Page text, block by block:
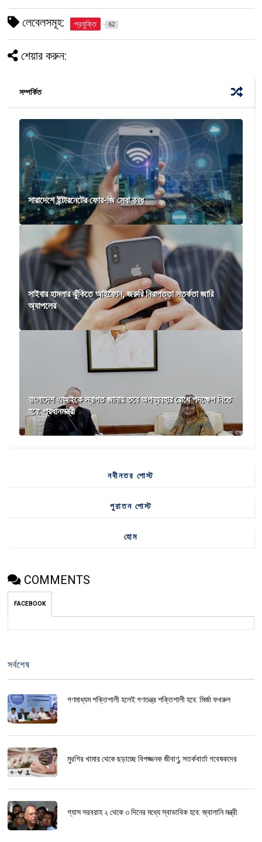
লেবেলসমূহ: প্রযুক্তি 62
শেয়ার করুন:
সম্পর্কিত
সারাদেশে ইন্টারনেটের ফোর-জি সেবা বন্ধ
সাইবার হামলার ঝুঁকিতে আইফোন, জরুরি নিরাপত্তা সতর্কতা জারি
অ্যাপলের
বাংলাদেশ এআইকে স্বাগত জানায় তবে অপব্যবহার রোধে পদক্ষেপ নিতে
হবে: প্রধানমন্ত্রী
নবীনতর পোস্ট
পুরাতন পোস্ট
হোম
COMMENTS
FACEBOOK
সর্বশেষ
গণমাধ্যম শক্তিশালী হলেই গণতন্ত্র শক্তিশালী হবে: মির্জা ফখরুল
মুরগির খামার থেকে ছড়াচ্ছে বিপজ্জনক জীবাণু, সতর্কবার্তা গবেষকদের
গ্যাস সরবরাহ ২ থেকে ৩ দিনের মধ্যে স্বাভাবিক হবে: জ্বালানি মন্ত্রী